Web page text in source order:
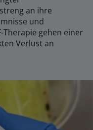
an ihre
und
Therapie gehen einer
Verlust an